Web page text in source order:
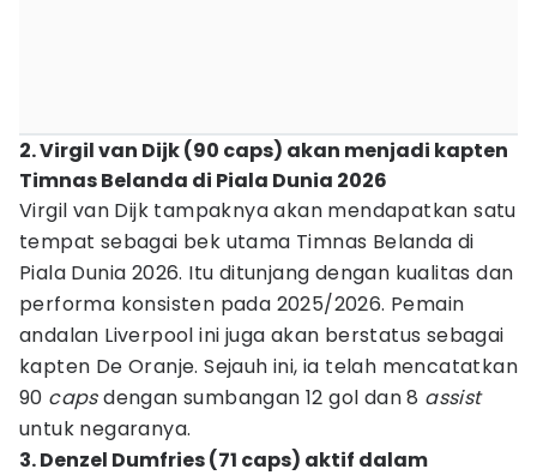
2. Virgil van Dijk (90 caps) akan menjadi kapten
Timnas Belanda di Piala Dunia 2026
Virgil van Dijk tampaknya akan mendapatkan satu
tempat sebagai bek utama Timnas Belanda di
Piala Dunia 2026. Itu ditunjang dengan kualitas dan
performa konsisten pada 2025/2026. Pemain
andalan Liverpool ini juga akan berstatus sebagai
kapten De Oranje. Sejauh ini, ia telah mencatatkan
90 capsdengan sumbangan 12 gol dan 8 assist
untuk negaranya.
3. Denzel Dumfries (71 caps) aktif dalam